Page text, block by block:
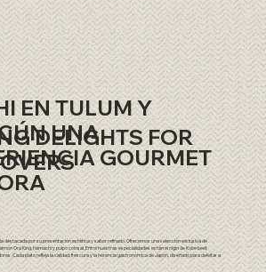
destacada por su presentación estética y sabor refinado. Ofrecemos una selección exclusiva de
Ora King, hamachi y pulpo colosal. Entre nuestras especialidades están el nigiri de Kobe beef,
Cada plato refleja la calidad, frescura y la herencia gastronómica de Japón, diseñado para deleitar a
EN TULUM Y
UNA
GOURMET
DELIGHTS FOR